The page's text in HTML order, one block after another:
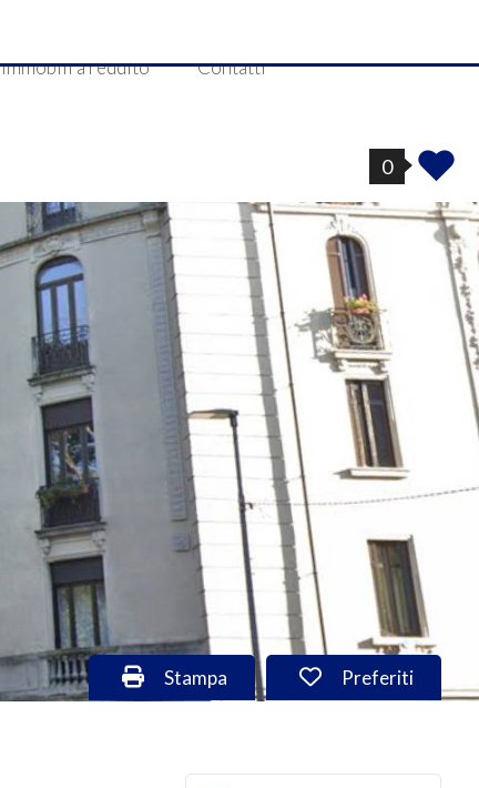
Immobili a reddito Contatti
0
Preferiti: Cod.
Preferiti
Stampa: Cod. VA/2987
Stampa